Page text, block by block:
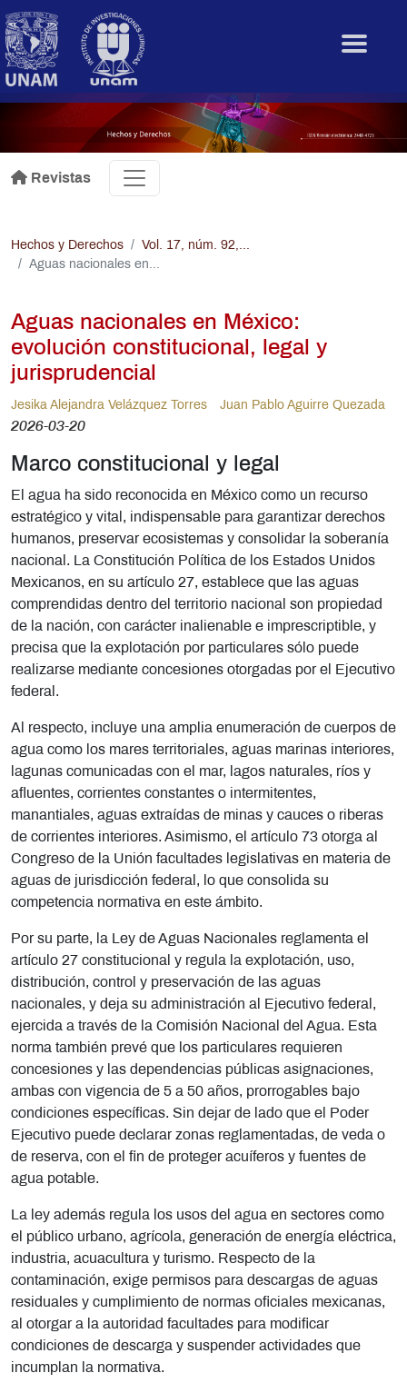
.
Revistas
Hechos y Derechos
Vol. 17, núm. 92,...
Aguas nacionales en...
Aguas nacionales en México:
evolución constitucional, legal y
jurisprudencial
Jesika Alejandra Velázquez Torres Juan Pablo Aguirre Quezada
2026-03-20
Marco constitucional y legal
El agua ha sido reconocida en México como un recurso
estratégico y vital, indispensable para garantizar derechos
humanos, preservar ecosistemas y consolidar la soberanía
nacional. La Constitución Política de los Estados Unidos
Mexicanos, en su artículo 27, establece que las aguas
comprendidas dentro del territorio nacional son propiedad
de la nación, con carácter inalienable e imprescriptible, y
precisa que la explotación por particulares sólo puede
realizarse mediante concesiones otorgadas por el Ejecutivo
federal.
Al respecto, incluye una amplia enumeración de cuerpos de
agua como los mares territoriales, aguas marinas interiores,
lagunas comunicadas con el mar, lagos naturales, ríos y
afluentes, corrientes constantes o intermitentes,
manantiales, aguas extraídas de minas y cauces o riberas
de corrientes interiores. Asimismo, el artículo 73 otorga al
Congreso de la Unión facultades legislativas en materia de
aguas de jurisdicción federal, lo que consolida su
competencia normativa en este ámbito.
Por su parte, la Ley de Aguas Nacionales reglamenta el
artículo 27 constitucional y regula la explotación, uso,
distribución, control y preservación de las aguas
nacionales, y deja su administración al Ejecutivo federal,
ejercida a través de la Comisión Nacional del Agua. Esta
norma también prevé que los particulares requieren
concesiones y las dependencias públicas asignaciones,
ambas con vigencia de 5 a 50 años, prorrogables bajo
condiciones específicas. Sin dejar de lado que el Poder
Ejecutivo puede declarar zonas reglamentadas, de veda o
de reserva, con el fin de proteger acuíferos y fuentes de
agua potable.
La ley además regula los usos del agua en sectores como
el público urbano, agrícola, generación de energía eléctrica,
industria, acuacultura y turismo. Respecto de la
contaminación, exige permisos para descargas de aguas
residuales y cumplimiento de normas oficiales mexicanas,
al otorgar a la autoridad facultades para modificar
condiciones de descarga y suspender actividades que
incumplan la normativa.